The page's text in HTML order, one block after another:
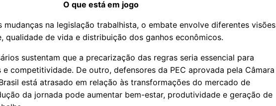
O que está em jogo
mudanças na legislação trabalhista, o embate envolve diferentes visões
qualidade de vida e distribuição dos ganhos econômicos.
sustentam que a precarização das regras seria essencial para
e competitividade. De outro, defensores da PEC aprovada pela Câmara
está atrasado em relação às transformações do mercado de
da jornada pode aumentar bem-estar, produtividade e geração de